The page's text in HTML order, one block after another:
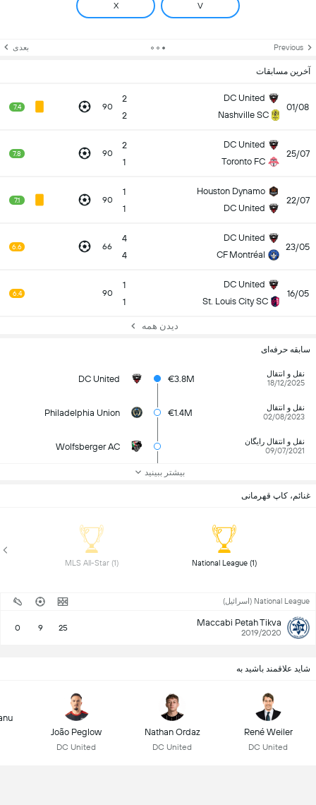
V
X
Previous بعدی
آخرین مسابقات
01/08
DC United
Nashville SC
2
2
90
7.4
25/07
DC United
Toronto FC
2
1
90
7.8
22/07
Houston Dynamo
DC United
1
1
90
7.1
23/05
DC United
CF Montréal
4
4
66
6.6
16/05
DC United
St. Louis City SC
1
1
90
6.4
دیدن همه
سابقه حرفه‌ای
نقل و انتقال
18/12/2025
€3.8M
DC United
نقل و انتقال
02/08/2023
€1.4M
Philadelphia Union
نقل و انتقال رایگان
09/07/2021
Wolfsberger AC
بیشتر ببینید
غنائم، کاپ قهرمانی
MLS All-Star (1)
National League (اسرائیل)
Maccabi Petah Tikva
2019/2020
25
9
0
شاید علاقمند باشید به
René Weiler
DC United
Nathan Ordaz
DC United
João Peglow
DC United